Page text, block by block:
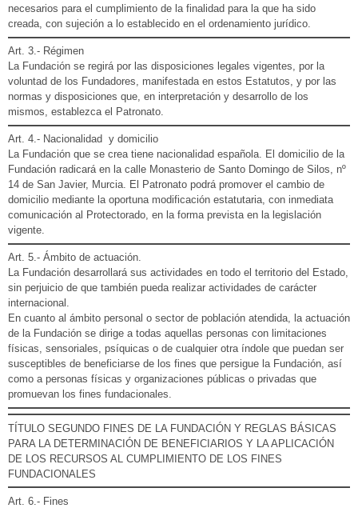
necesarios para el cumplimiento de la finalidad para la que ha sido
creada, con sujeción a lo establecido en el ordenamiento jurídico.
Art. 3.- Régimen
La Fundación se regirá por las disposiciones legales vigentes, por la
voluntad de los Fundadores, manifestada en estos Estatutos, y por las
normas y disposiciones que, en interpretación y desarrollo de los
mismos, establezca el Patronato.
Art. 4.- Nacionalidad y domicilio
La Fundación que se crea tiene nacionalidad española. El domicilio de la
Fundación radicará en la calle Monasterio de Santo Domingo de Silos, nº
14 de San Javier, Murcia. El Patronato podrá promover el cambio de
domicilio mediante la oportuna modificación estatutaria, con inmediata
comunicación al Protectorado, en la forma prevista en la legislación
vigente.
Art. 5.- Ámbito de actuación.
La Fundación desarrollará sus actividades en todo el territorio del Estado,
sin perjuicio de que también pueda realizar actividades de carácter
internacional.
En cuanto al ámbito personal o sector de población atendida, la actuación
de la Fundación se dirige a todas aquellas personas con limitaciones
físicas, sensoriales, psíquicas o de cualquier otra índole que puedan ser
susceptibles de beneficiarse de los fines que persigue la Fundación, así
como a personas físicas y organizaciones públicas o privadas que
promuevan los fines fundacionales.
TÍTULO SEGUNDO FINES DE LA FUNDACIÓN Y REGLAS BÁSICAS
PARA LA DETERMINACIÓN DE BENEFICIARIOS Y LA APLICACIÓN
DE LOS RECURSOS AL CUMPLIMIENTO DE LOS FINES
FUNDACIONALES
Art. 6.- Fines